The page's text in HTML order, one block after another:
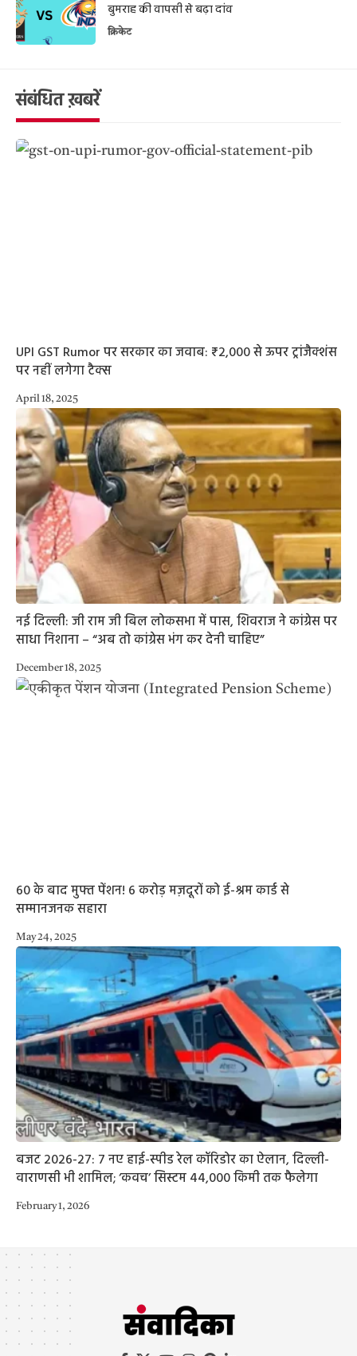
बुमराह की वापसी से बढ़ा दांव
क्रिकेट
संबंधित ख़बरें
UPI GST Rumor पर सरकार का जवाब: ₹2,000 से ऊपर ट्रांजैक्शंस
पर नहीं लगेगा टैक्स
April 18, 2025
नई दिल्ली: जी राम जी बिल लोकसभा में पास, शिवराज ने कांग्रेस पर
साधा निशाना – “अब तो कांग्रेस भंग कर देनी चाहिए”
December 18, 2025
60 के बाद मुफ्त पेंशन! 6 करोड़ मज़दूरों को ई-श्रम कार्ड से
सम्मानजनक सहारा
May 24, 2025
बजट 2026-27: 7 नए हाई-स्पीड रेल कॉरिडोर का ऐलान, दिल्ली-
वाराणसी भी शामिल; ‘कवच’ सिस्टम 44,000 किमी तक फैलेगा
February 1, 2026